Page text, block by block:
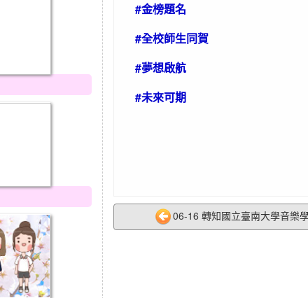
#金榜題名
#全校師生同賀
#夢想啟航
#未來可期
06-16 轉知國立臺南大學音樂